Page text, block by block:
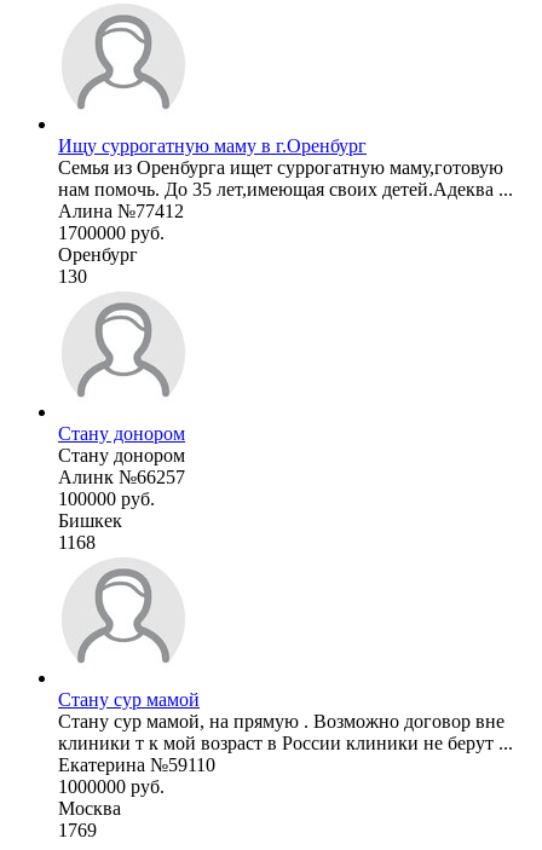
Ищу суррогатную маму в г.Оренбург
Семья из Оренбурга ищет суррогатную маму,готовую
нам помочь. До 35 лет,имеющая своих детей.Адеква ...
Алина №77412
1700000 руб.
Оренбург
130
Стану донором
Стану донором
Алинк №66257
100000 руб.
Бишкек
1168
Стану сур мамой
Стану сур мамой, на прямую . Возможно договор вне
клиники т к мой возраст в России клиники не берут ...
Екатерина №59110
1000000 руб.
Москва
1769